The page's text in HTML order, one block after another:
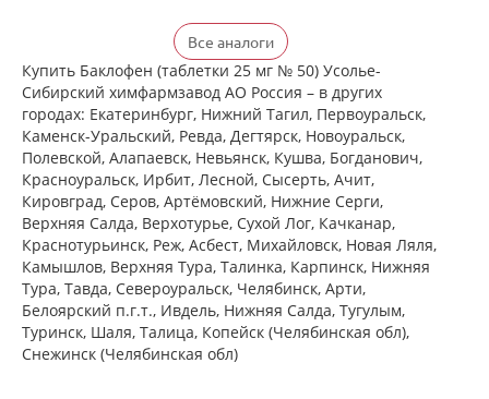
Баклофен (таблетки 25 мг № 50)
Усолье-Сибирский химфармзавод
АО Россия
Нет в аптеках города
Баклосан (таблетки 10 мг № 50 банка
ПЭ) Фармацевтический завод
Польфарма АО Польша
есть в 1 аптеках
от 353,90 до 353,90
Баклосан (таблетки 25 мг № 50 банка
ПЭ) Фармацевтический завод
Польфарма АО Польша
есть в 2 аптеках
Все аналоги
Купить Баклофен (таблетки 25 мг № 50) Усолье-
Сибирский химфармзавод АО Россия – в других
городах: Екатеринбург, Нижний Тагил, Первоуральск,
Каменск-Уральский, Ревда, Дегтярск, Новоуральск,
Полевской, Алапаевск, Невьянск, Кушва, Богданович,
Красноуральск, Ирбит, Лесной, Сысерть, Ачит,
Кировград, Серов, Артёмовский, Нижние Cерги,
Верхняя Салда, Верхотурье, Сухой Лог, Качканар,
Краснотурьинск, Реж, Асбест, Михайловск, Новая Ляля,
Камышлов, Верхняя Тура, Талинка, Карпинск, Нижняя
Тура, Тавда, Североуральск, Челябинск, Арти,
Белоярский п.г.т., Ивдель, Нижняя Салда, Тугулым,
Туринск, Шаля, Талица, Копейск (Челябинская обл),
Снежинск (Челябинская обл)